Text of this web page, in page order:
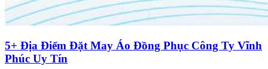
5+ Địa Điểm Đặt May Áo Đồng Phục Công Ty Vĩnh
Phúc Uy Tín